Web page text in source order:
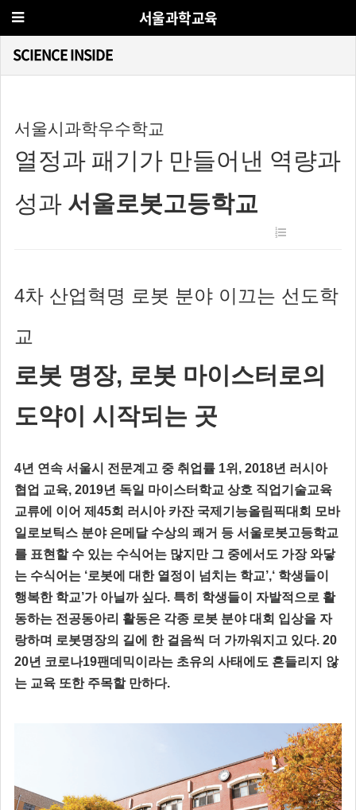
서울과학교육
SCIENCE INSIDE
서울시과학우수학교
열정과 패기가 만들어낸 역량과
성과 서울로봇고등학교
4차 산업혁명 로봇 분야 이끄는 선도학
교
로봇 명장, 로봇 마이스터로의
도약이 시작되는 곳
4년 연속 서울시 전문계고 중 취업률 1위, 2018년 러시아
협업 교육, 2019년 독일 마이스터학교 상호 직업기술교육
교류에 이어 제45회 러시아 카잔 국제기능올림픽대회 모바
일로보틱스 분야 은메달 수상의 쾌거 등 서울로봇고등학교
를 표현할 수 있는 수식어는 많지만 그 중에서도 가장 와닿
는 수식어는 ‘로봇에 대한 열정이 넘치는 학교’,‘ 학생들이
행복한 학교’가 아닐까 싶다. 특히 학생들이 자발적으로 활
동하는 전공동아리 활동은 각종 로봇 분야 대회 입상을 자
랑하며 로봇명장의 길에 한 걸음씩 더 가까워지고 있다. 20
20년 코로나19팬데믹이라는 초유의 사태에도 흔들리지 않
는 교육 또한 주목할 만하다.